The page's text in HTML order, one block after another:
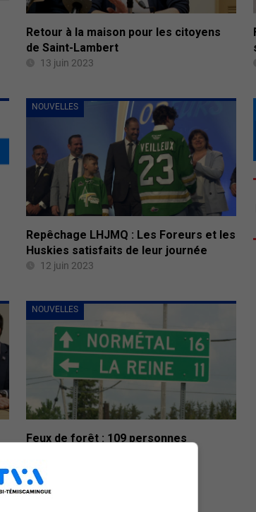
Retour à la maison pour les citoyens
de Saint-Lambert
13 juin 2023
NOUVELLES
Repêchage LHJMQ : Les Foreurs et les
Huskies satisfaits de leur journée
12 juin 2023
NOUVELLES
Feux de forêt : 109 personnes